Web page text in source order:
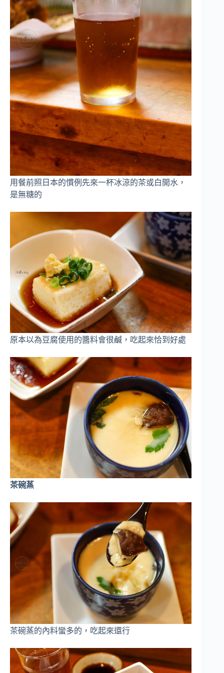
用餐前照日本的慣例先來一杯冰涼的茶或白開水，
是無糖的
原本以為豆腐使用的醬料會很鹹，吃起來恰到好處
茶碗蒸
茶碗蒸的內料蠻多的，吃起來還行